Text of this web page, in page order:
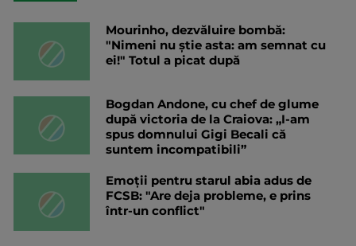
Mourinho, dezvăluire bombă:
"Nimeni nu știe asta: am semnat cu
ei!" Totul a picat după
Bogdan Andone, cu chef de glume
după victoria de la Craiova: „I-am
spus domnului Gigi Becali că
suntem incompatibili”
Emoții pentru starul abia adus de
FCSB: "Are deja probleme, e prins
într-un conflict"